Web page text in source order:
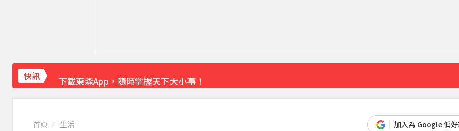
快訊
下載東森App，隨時掌握天下大小事！
《理財達人秀》X 安聯投信免費講座報名中！搶先卡位 2027
首頁 生活 加入為 Google 偏